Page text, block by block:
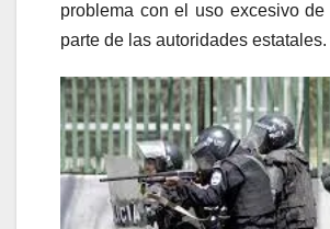
problema con el uso excesivo
parte de las autoridades estatales.